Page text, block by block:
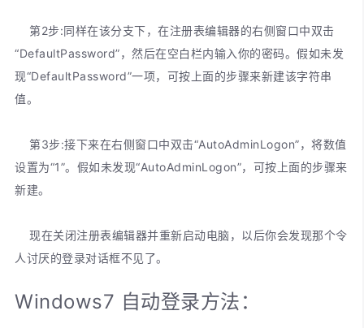
第2步:同样在该分支下，在注册表编辑器的右侧窗口中双击
“DefaultPassword”，然后在空白栏内输入你的密码。假如未发
现“DefaultPassword”一项，可按上面的步骤来新建该字符串
值。
第3步:接下来在右侧窗口中双击“AutoAdminLogon”，将数值
设置为“1”。假如未发现“AutoAdminLogon”，可按上面的步骤来
新建。
现在关闭注册表编辑器并重新启动电脑，以后你会发现那个令
人讨厌的登录对话框不见了。
Windows7 自动登录方法：